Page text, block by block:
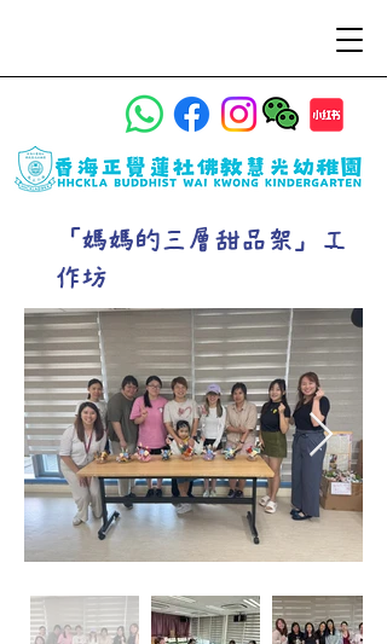
「媽媽的三層甜品架」工
作坊